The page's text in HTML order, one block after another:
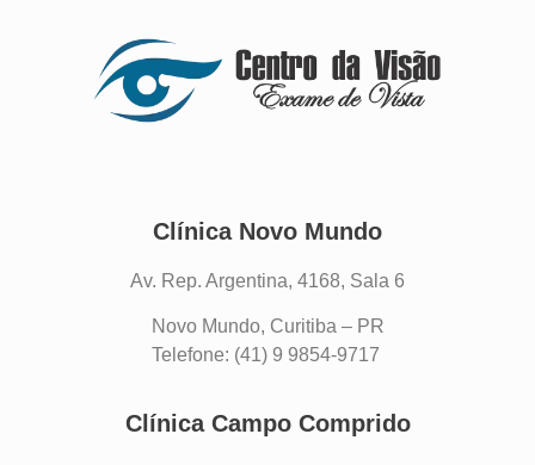
Clínica Novo Mundo
Av. Rep. Argentina, 4168, Sala 6
Novo Mundo, Curitiba – PR
Telefone: (41) 9 9854-9717
Clínica Campo Comprido